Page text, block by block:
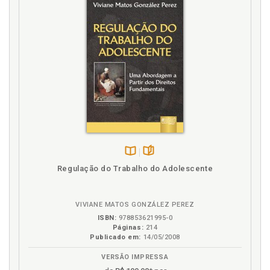
sobre os desafios da despatologização à luz do
diálogo Honneth-Fraser. Referências, p. 99
Direitos de transexuais. O debate honneth-fraser, p.
Discussão sobre o direito fundamental ao
casamento como um direito fundamental implícito e
o papel da tradição, p. 40
Efetivação dos direitos de transexuais na
jurisprudência do STJ: uma reflexão sobre os
desafios da despatologização à luz do diálogo
Honneth-Fraser, p. 67
Esfera pública. Concepção habermasiana de esfera
Disponível
páginas
Regulação do Trabalho do Adolescente
VIVIANE MATOS GONZÁLEZ PEREZ
ISBN: 978853621995-0
Páginas: 214
Publicado em: 14/05/2008
VERSÃO IMPRESSA